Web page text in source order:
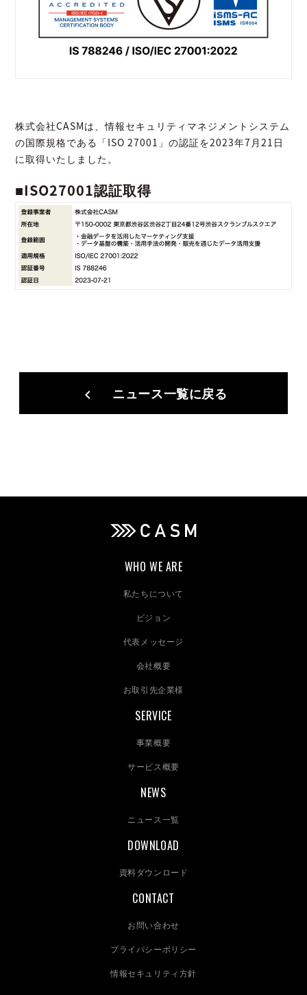
株式会社CASMは、情報セキュリティマネジメントシステム
の国際規格である​「ISO 27001」の認証を2023年7月21日
に取得いたしました。
■ISO27001認証取得​
chevron_left_sharp
ニュース一覧に戻る
WHO WE ARE
私たちについて
ビジョン
代表メッセージ
会社概要
お取引先企業様
SERVICE
事業概要
サービス概要
NEWS
ニュース一覧
DOWNLOAD
資料ダウンロード
CONTACT
お問い合わせ
プライバシーポリシー
情報セキュリティ方針